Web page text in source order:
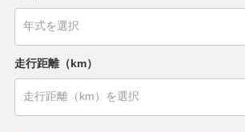
走行距離（km）